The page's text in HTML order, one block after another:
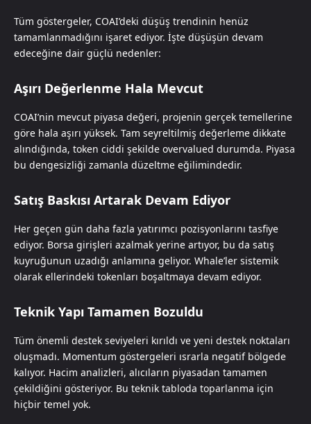
Tüm göstergeler, COAI’deki düşüş trendinin henüz
tamamlanmadığını işaret ediyor. İşte düşüşün devam
edeceğine dair güçlü nedenler:
Aşırı Değerlenme Hala Mevcut
COAI’nin mevcut piyasa değeri, projenin gerçek temellerine
göre hala aşırı yüksek. Tam seyreltilmiş değerleme dikkate
alındığında, token ciddi şekilde overvalued durumda. Piyasa
bu dengesizliği zamanla düzeltme eğilimindedir.
Satış Baskısı Artarak Devam Ediyor
Her geçen gün daha fazla yatırımcı pozisyonlarını tasfiye
ediyor. Borsa girişleri azalmak yerine artıyor, bu da satış
kuyruğunun uzadığı anlamına geliyor. Whale’ler sistemik
olarak ellerindeki tokenları boşaltmaya devam ediyor.
Teknik Yapı Tamamen Bozuldu
Tüm önemli destek seviyeleri kırıldı ve yeni destek noktaları
oluşmadı. Momentum göstergeleri ısrarla negatif bölgede
kalıyor. Hacim analizleri, alıcıların piyasadan tamamen
çekildiğini gösteriyor. Bu teknik tabloda toparlanma için
hiçbir temel yok.